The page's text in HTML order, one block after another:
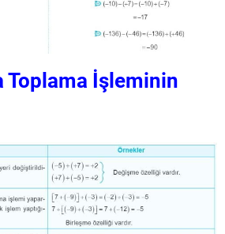
Toplama İşleminin